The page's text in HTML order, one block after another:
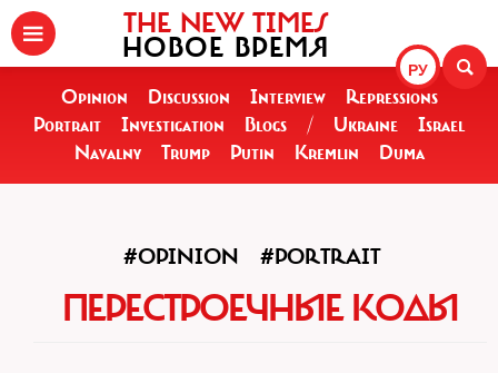
РУ
THE NEW TIMES
НОВОЕ ВРЕМЯ
Opinion Discussion Interview
Repressions
Portrait
Investigation Blogs / Ukraine
Israel
Navalny
Trump Putin Kremlin Duma
#OPINION #PORTRAIT
ПЕРЕСТРОЕЧНЫЕ КОДЫ